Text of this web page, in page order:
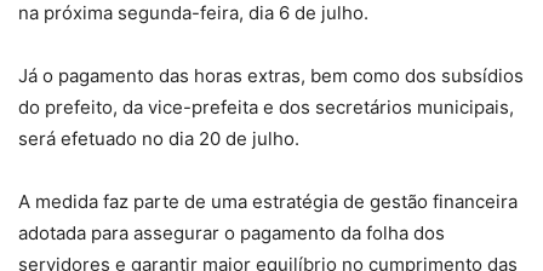
na próxima segunda-feira, dia 6 de julho.
Já o pagamento das horas extras, bem como dos subsídios
do prefeito, da vice-prefeita e dos secretários municipais,
será efetuado no dia 20 de julho.
A medida faz parte de uma estratégia de gestão financeira
adotada para assegurar o pagamento da folha dos
servidores e garantir maior equilíbrio no cumprimento das